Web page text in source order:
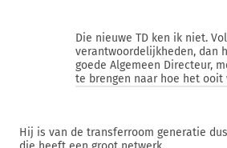
Die nieuwe TD ken ik niet.
verantwoordelijkheden, dan
goede Algemeen Directeur,
te brengen naar hoe het ooit
Hij is van de transferroom generatie